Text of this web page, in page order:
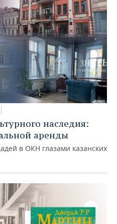
наследия:
аренды
в ОКН глазами казанских